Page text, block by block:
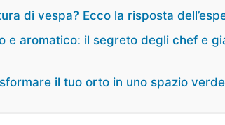
di vespa? Ecco la risposta
e aromatico: il segreto degli chef e
il tuo orto in uno spazio